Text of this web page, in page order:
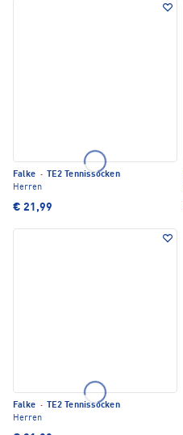
Falke ·
TE2 Tennissocken
Herren
€ 21,99
Falke ·
TE2 Tennissocken
Herren